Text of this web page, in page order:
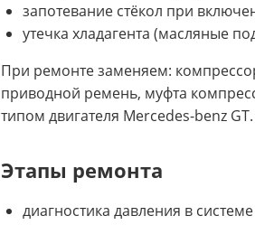
запотевание стёкол при
утечка хладагента (масляные
При ремонте заменяем:
приводной ремень, муфта
типом двигателя Mercedes-benz GT.
Этапы ремонта
диагностика давления в